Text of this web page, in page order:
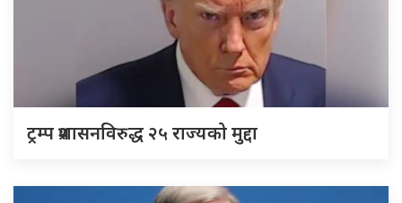
ट्रम्प प्रशासनविरुद्ध २५ राज्यको मुद्दा